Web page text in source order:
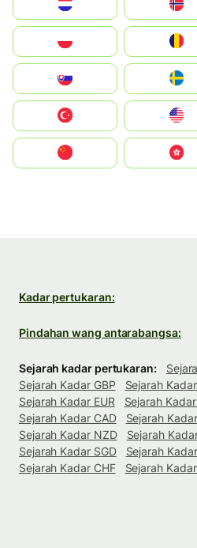
United States
中國香港特別行政區
Kadar pertukaran:
Pindahan wang antarabangsa:
Sejarah kadar pertukaran:
Sejarah Kadar GBP
Sejarah
Sejarah Kadar EUR
Sejarah
Sejarah Kadar CAD
Sejarah
Sejarah Kadar NZD
Sejarah
Sejarah Kadar SGD
Sejarah
Sejarah Kadar CHF
Sejarah